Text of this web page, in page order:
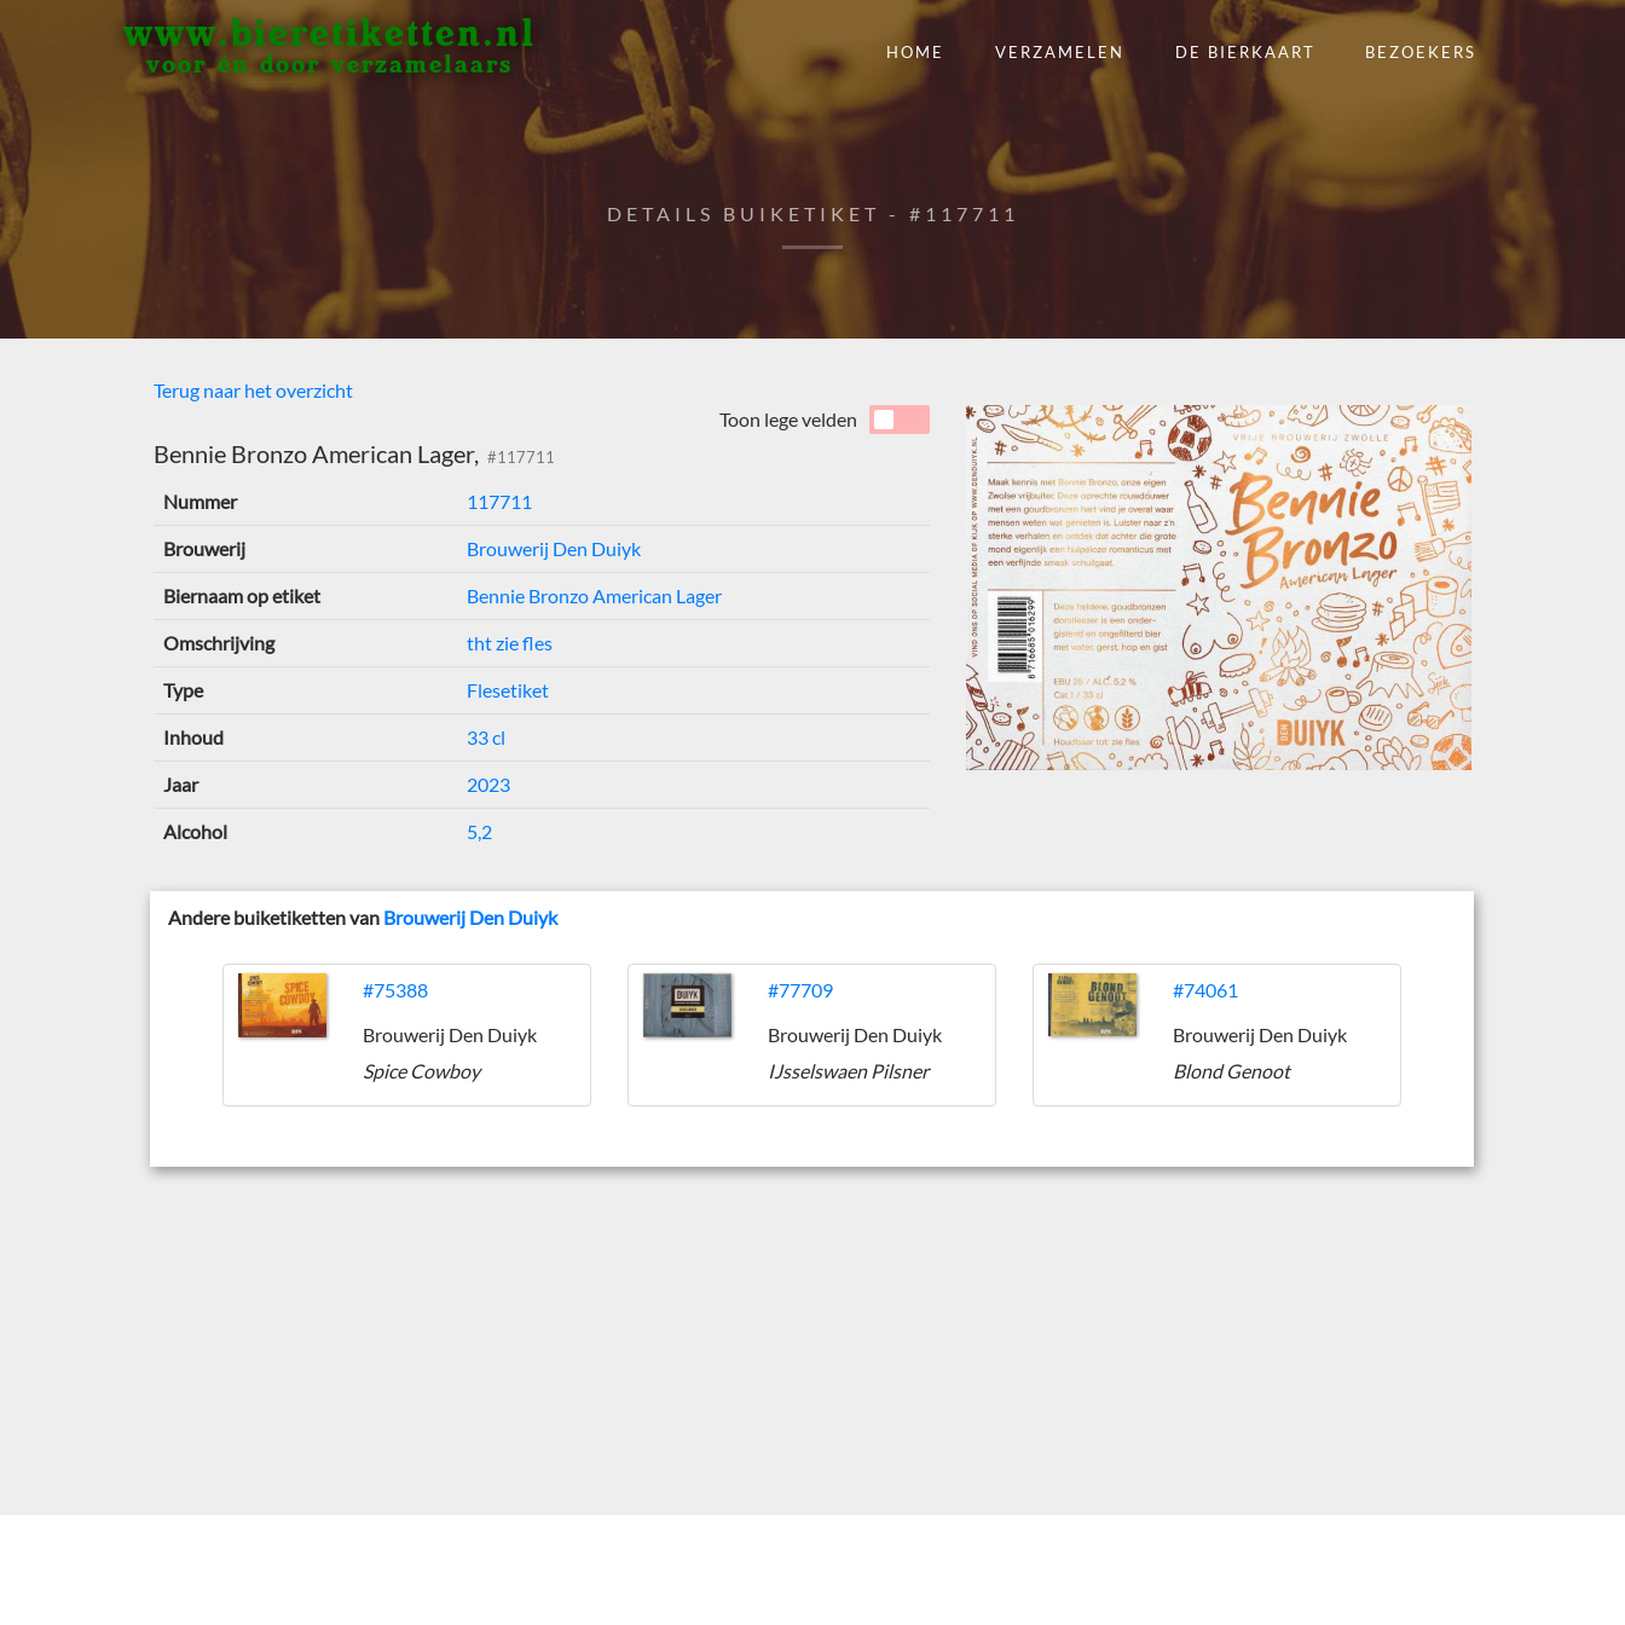
www.bieretiketten.nl
voor én door verzamelaars
HOME VERZAMELEN DE BIERKAART BEZOEKERS
DETAILS BUIKETIKET - #117711
Terug naar het overzicht
Bennie Bronzo American Lager, #117711
Toon lege velden
Nummer 117711
Brouwerij Brouwerij Den Duiyk
Biernaam op etiket Bennie Bronzo American Lager
Omschrijving tht zie fles
Type Flesetiket
Inhoud 33 cl
Jaar 2023
Alcohol 5,2
Andere buiketiketten van Brouwerij Den Duiyk
#75388
Brouwerij Den Duiyk
Spice Cowboy
#77709
Brouwerij Den Duiyk
IJsselswaen Pilsner
#74061
Brouwerij Den Duiyk
Blond Genoot